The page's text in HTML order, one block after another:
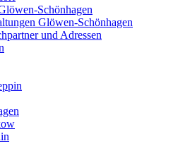
Schönhagen
Glöwen-Schönhagen
und Adressen